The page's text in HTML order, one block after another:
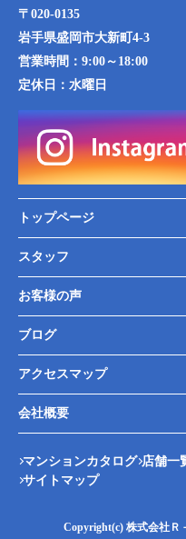
〒020-0135
岩手県盛岡市大新町4-3
営業時間： 9:00～18:00
定休日： 水曜日
トップページ
スタッフ
お客様の声
ブログ
アクセスマップ
会社概要
マンションカタログ 店舗一
サイトマップ
Copyright(c) 株式会社Ｒ